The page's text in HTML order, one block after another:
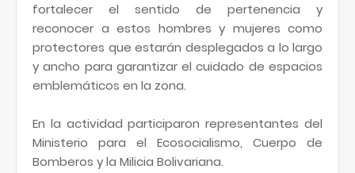
fortalecer el sentido de pertenencia y
reconocer a estos hombres y mujeres como
protectores que estarán desplegados a lo largo
y ancho para garantizar el cuidado de espacios
emblemáticos en la zona.
En la actividad participaron representantes del
Ministerio para el Ecosocialismo, Cuerpo de
Bomberos y la Milicia Bolivariana.